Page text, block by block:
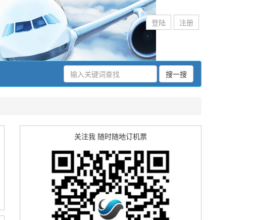
登陆 注册
搜一搜
关注我 随时随地订机票